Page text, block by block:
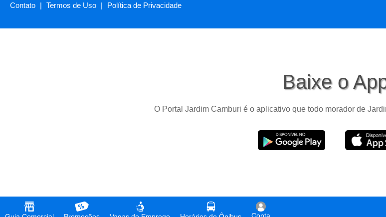
Contato | Termos de Uso | Política de Privacidade
Baixe o
O Portal Jardim Camburi é o aplicativo que todo morador de